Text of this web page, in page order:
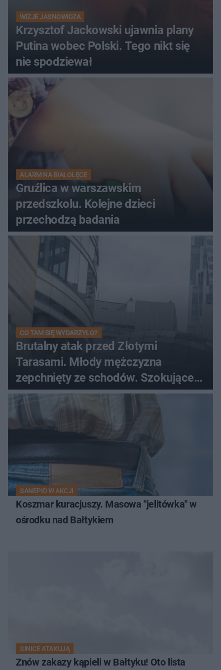
WIZJE JASNOWIDZA
Krzysztof Jackowski ujawnia plany
Putina wobec Polski. Tego nikt się
nie spodziewał
ALARM NA BIAŁOŁĘCE
Gruźlica w warszawskim
przedszkolu. Kolejne dzieci
przechodzą badania
CO TAM SIĘ WYDARZYŁO?
Brutalny atak przed Złotymi
Tarasami. Młody mężczyzna
zepchnięty ze schodów. Szokujące
nagranie krąży po sieci
SANEPID W AKCJI
Koszmar kuracjuszy. Masowa "jelitówka" w
ośrodku nad Bałtykiem
SINICE ATAKUJĄ
Znów zakazy kąpieli w Bałtyku! Oto lista